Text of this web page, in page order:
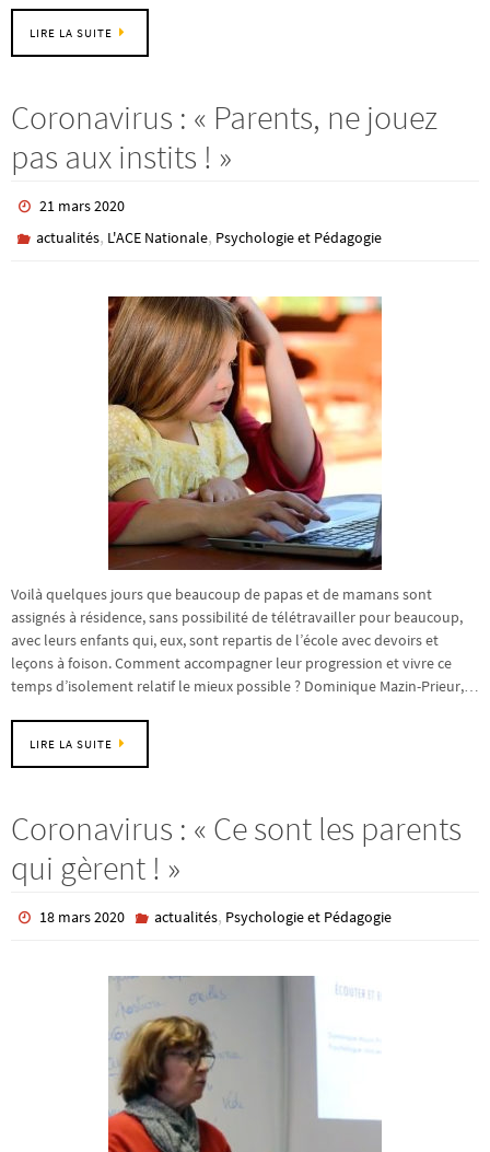
LIRE LA SUITE
Coronavirus : « Parents, ne jouez
pas aux instits ! »
21 mars 2020
actualités, L'ACE Nationale, Psychologie et Pédagogie
Voilà quelques jours que beaucoup de papas et de mamans sont
assignés à résidence, sans possibilité de télétravailler pour beaucoup,
avec leurs enfants qui, eux, sont repartis de l’école avec devoirs et
leçons à foison. Comment accompagner leur progression et vivre ce
temps d’isolement relatif le mieux possible ? Dominique Mazin-Prieur,…
LIRE LA SUITE
Coronavirus : « Ce sont les parents
qui gèrent ! »
18 mars 2020 actualités, Psychologie et Pédagogie